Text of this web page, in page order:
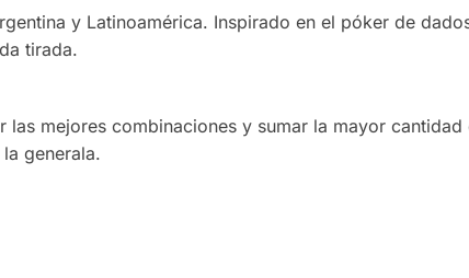
y Latinoamérica. Inspirado en el póker de
tirada.
mejores combinaciones y sumar la mayor cantidad
generala.